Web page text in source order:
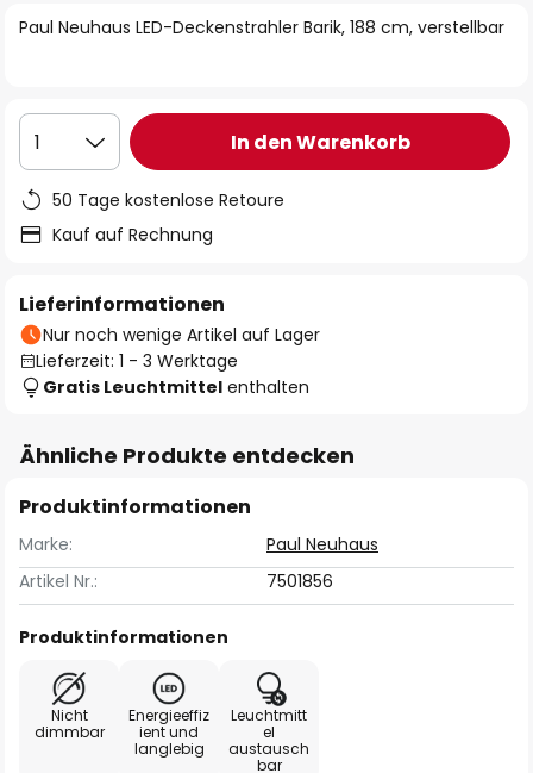
Paul Neuhaus LED-Deckenstrahler Barik, 188 cm, verstellbar
1 In den Warenkorb
50 Tage kostenlose Retoure
Kauf auf Rechnung
Lieferinformationen
Nur noch wenige Artikel auf Lager
Lieferzeit: 1 - 3 Werktage
Gratis Leuchtmittel enthalten
Ähnliche Produkte entdecken
Produktinformationen
Marke:
Paul Neuhaus
Artikel Nr.:
7501856
Produktinformationen
Nicht
dimmbar
Energieeffiz
ient und
langlebig
Leuchtmitt
el
austausch
bar